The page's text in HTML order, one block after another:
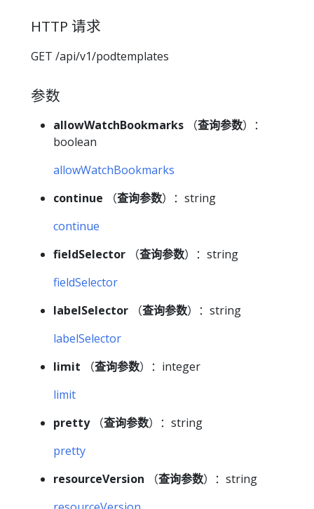
HTTP 请求
GET /api/v1/podtemplates
参数
allowWatchBookmarks （查询参数）：
boolean
allowWatchBookmarks
continue （查询参数）：string
continue
fieldSelector （查询参数）：string
fieldSelector
labelSelector （查询参数）：string
labelSelector
limit （查询参数）：integer
limit
pretty（查询参数）：string
pretty
resourceVersion （查询参数）：string